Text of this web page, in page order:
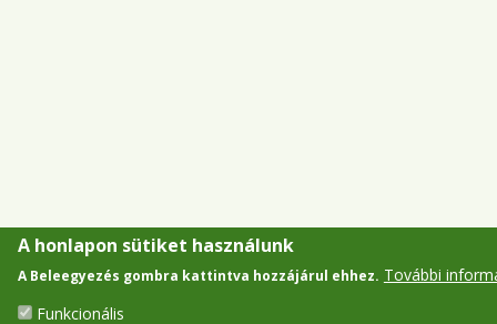
A honlapon sütiket használunk
A Beleegyezés gombra kattintva hozzájárul ehhez. További
Funkcionális